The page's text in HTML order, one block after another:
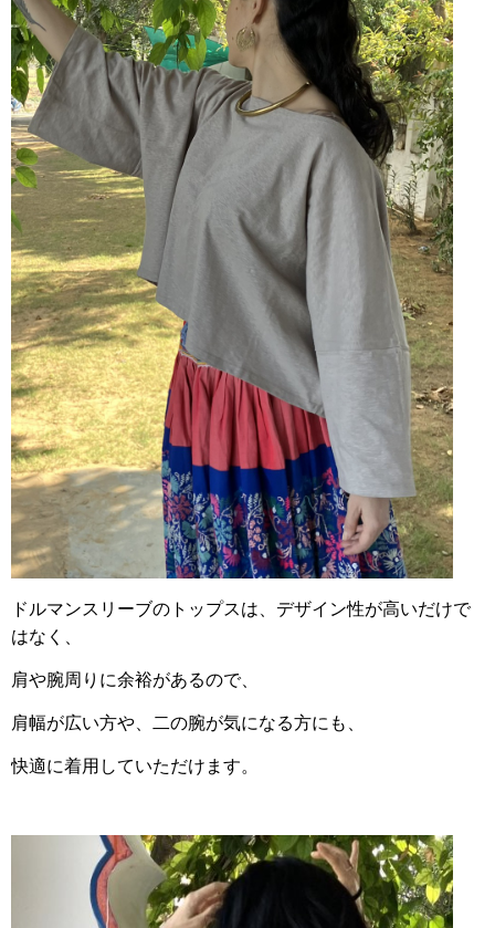
ドルマンスリーブのトップスは、デザイン性が高いだけで
はなく、
肩や腕周りに余裕があるので、
肩幅が広い方や、二の腕が気になる方にも、
快適に着用していただけます。